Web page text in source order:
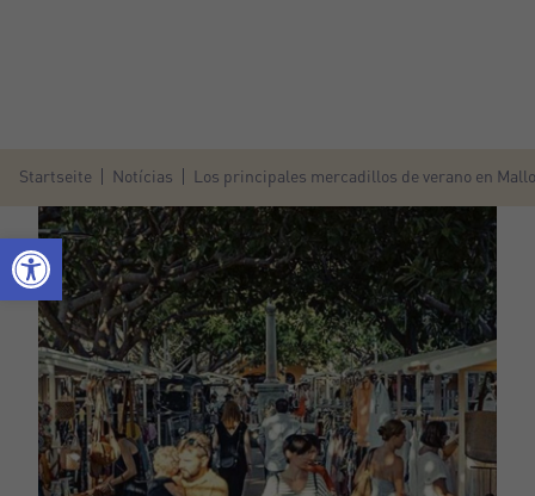
Startseite Notícias Los principales mercadillos de verano en